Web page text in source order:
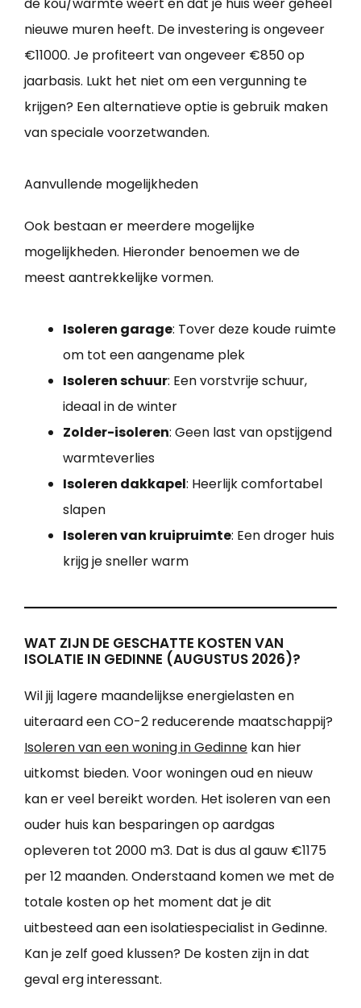
nieuwe muren heeft. De investering is ongeveer
€11000. Je profiteert van ongeveer €850 op
jaarbasis. Lukt het niet om een vergunning te
krijgen? Een alternatieve optie is gebruik maken
van speciale voorzetwanden.
Aanvullende mogelijkheden
Ook bestaan er meerdere mogelijke
mogelijkheden. Hieronder benoemen we de
meest aantrekkelijke vormen.
Isoleren garage: Tover deze koude ruimte
om tot een aangename plek
Isoleren schuur: Een vorstvrije schuur,
ideaal in de winter
Zolder-isoleren: Geen last van opstijgend
warmteverlies
Isoleren dakkapel: Heerlijk comfortabel
slapen
Isoleren van kruipruimte: Een droger huis
krijg je sneller warm
WAT ZIJN DE GESCHATTE KOSTEN VAN
ISOLATIE IN GEDINNE (AUGUSTUS 2026)?
Wil jij lagere maandelijkse energielasten en
uiteraard een CO-2 reducerende maatschappij?
Isoleren van een woning in Gedinne kan hier
uitkomst bieden. Voor woningen oud en nieuw
kan er veel bereikt worden. Het isoleren van een
ouder huis kan besparingen op aardgas
opleveren tot 2000 m3. Dat is dus al gauw €1175
per 12 maanden. Onderstaand komen we met de
totale kosten op het moment dat je dit
uitbesteed aan een isolatiespecialist in Gedinne.
Kan je zelf goed klussen? De kosten zijn in dat
geval erg interessant.